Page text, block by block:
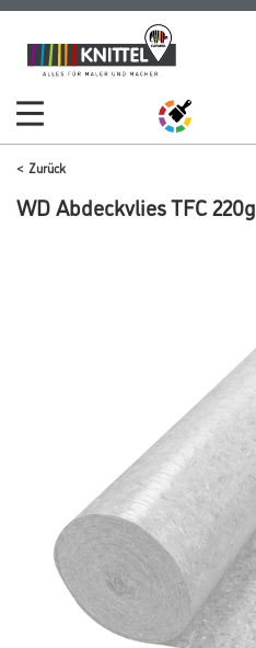
Zum
Inhalt
Zum
Navigationsmenü
Zurück
WD Abdeckvlies TFC 220g